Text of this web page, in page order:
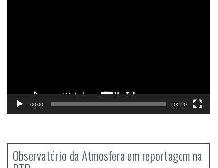
00:00 02:20
Observatório da Atmosfera em reportagem na